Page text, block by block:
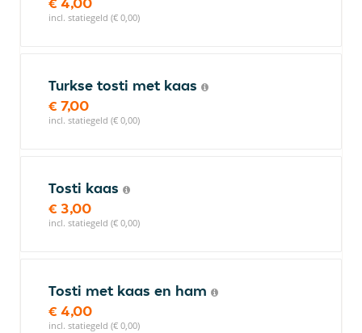
incl. statiegeld (€ 0,00)
Turkse tosti met kaas
€ 7,00
incl. statiegeld (€ 0,00)
Tosti kaas
€ 3,00
incl. statiegeld (€ 0,00)
Tosti met kaas en ham
€ 4,00
incl. statiegeld (€ 0,00)